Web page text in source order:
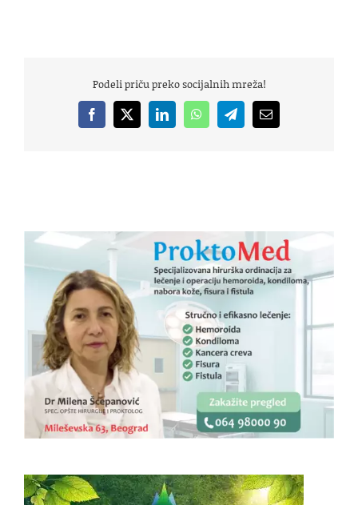
Podeli priču preko socijalnih mreža!
Facebook
X LinkedInWhatsAppTelegramEmail